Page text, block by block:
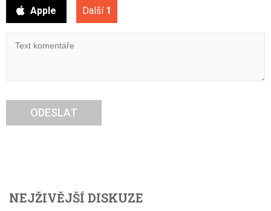
Apple Další 1
ODESLAT
NEJŽIVĚJŠÍ DISKUZE